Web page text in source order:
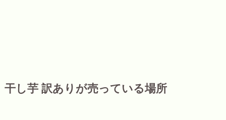
干し芋 訳ありが売っている場所